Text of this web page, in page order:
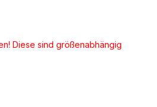
Diese sind größenabhängig